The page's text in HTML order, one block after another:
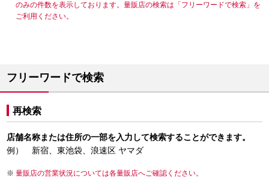
のみの件数を表示しております。量販店の検索は「フリーワードで検索」を
ご利用ください。
フリーワードで検索
再検索
店舗名称または住所の一部を入力して検索することができます。
例） 新宿、東池袋、浪速区 ヤマダ
量販店の営業状況については各量販店へご確認ください。